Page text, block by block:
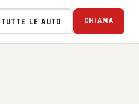
TUTTE LE AUTO CHIAMA